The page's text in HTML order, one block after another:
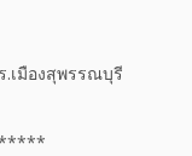
.เมืองสุพรรณบุรี